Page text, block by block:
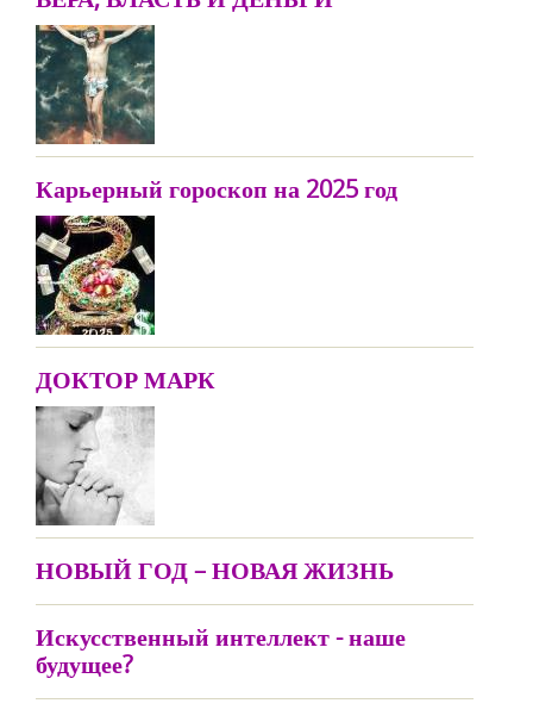
Карьерный гороскоп на 2025 год
ДОКТОР МАРК
НОВЫЙ ГОД – НОВАЯ ЖИЗНЬ
Искусственный интеллект - наше
будущее?